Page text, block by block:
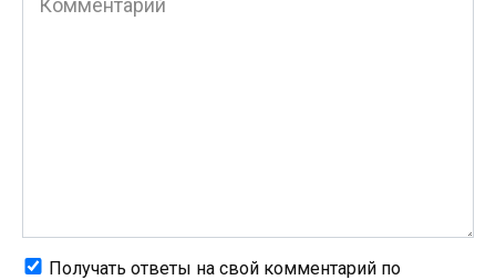
Получать ответы на свой комментарий по